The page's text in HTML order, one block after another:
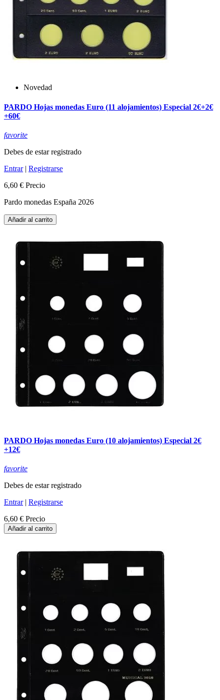
Novedad
PARDO Hojas monedas Euro (11 alojamientos) Especial 2€+2€
+60€
favorite
Debes de estar registrado
Entrar| Registrarse
6,60 € Precio
Pardo monedas España 2026
Añadir al carrito
PARDO Hojas monedas Euro (10 alojamientos) Especial 2€
+12€
favorite
Debes de estar registrado
Entrar| Registrarse
6,60 € Precio
Añadir al carrito